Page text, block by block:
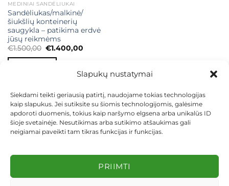
Slapukų nustatymai
Siekdami teikti geriausią patirtį, naudojame tokias technologijas
kaip slapukus. Jei sutiksite su šiomis technologijomis, galėsime
apdoroti duomenis, tokius kaip naršymo elgsena arba unikalūs ID
šioje svetainėje. Nesutikimas arba sutikimo atšaukimas gali
neigiamai paveikti tam tikras funkcijas ir funkcijas.
PRIIMTI
MEDINIAI SANDĖLIUKAI
Sandėliukas/malkinė/
šiukšlių konteinerių
saugykla – patikima erdvė
jūsų reikmėms
€1.500,00 Original
was:
€1.400,00Current
KEITIMAS IR GRĄŽINIMAS
PRIVATUMO POLITIKA
Visos teisės saugomos 2026 ©dekosodas.lt